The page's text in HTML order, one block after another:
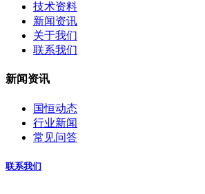
技术资料
新闻资讯
关于我们
联系我们
新闻资讯
国恒动态
行业新闻
常见问答
联系我们